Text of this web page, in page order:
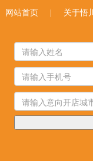
网站首页| 关于悟川